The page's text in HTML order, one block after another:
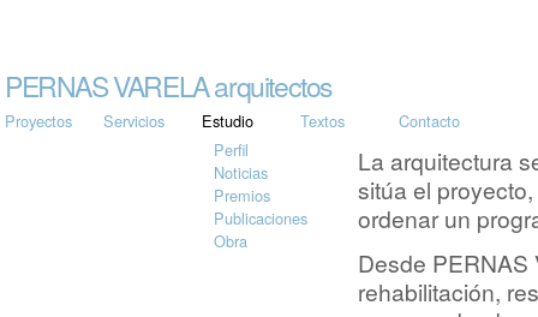
PERNAS VARELA arquitectos
Proyectos Servicios
Estudio
Perfil
Noticias
Premios
Publicaciones
Obra
Textos Contacto
La arquitectura
sitúa el
ordenar un
Desde PERNAS
rehabilitación,